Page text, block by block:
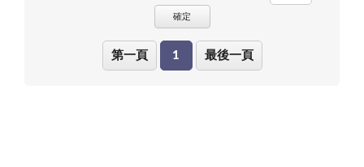
確定
第一頁 1 最後一頁